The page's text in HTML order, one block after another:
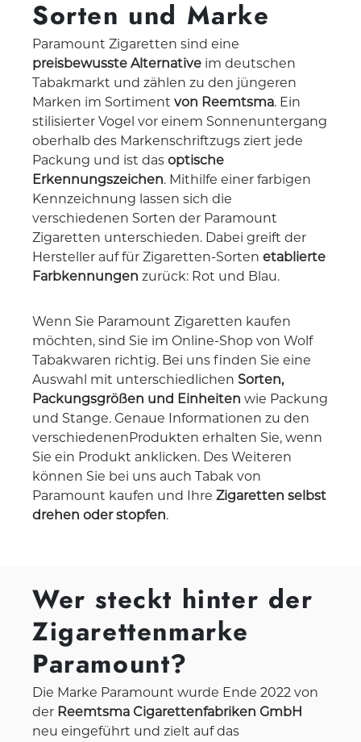
Sorten und Marke
Paramount Zigaretten sind eine
preisbewusste Alternative im deutschen
Tabakmarkt und zählen zu den jüngeren
Marken im Sortiment von Reemtsma. Ein
stilisierter Vogel vor einem Sonnenuntergang
oberhalb des Markenschriftzugs ziert jede
Packung und ist das optische
Erkennungszeichen. Mithilfe einer farbigen
Kennzeichnung lassen sich die
verschiedenen Sorten der Paramount
Zigaretten unterschieden. Dabei greift der
Hersteller auf für Zigaretten-Sorten etablierte
Farbkennungen zurück: Rot und Blau.
Wenn Sie Paramount Zigaretten kaufen
möchten, sind Sie im Online-Shop von Wolf
Tabakwaren richtig. Bei uns finden Sie eine
Auswahl mit unterschiedlichen Sorten,
Packungsgrößen und Einheiten wie Packung
und Stange. Genaue Informationen zu den
verschiedenenProdukten erhalten Sie, wenn
Sie ein Produkt anklicken. Des Weiteren
können Sie bei uns auch Tabak von
Paramount kaufen und Ihre Zigaretten selbst
drehen oder stopfen.
Wer steckt hinter der
Zigarettenmarke
Paramount?
Die Marke Paramount wurde Ende 2022 von
der Reemtsma Cigarettenfabriken GmbH
neu eingeführt und zielt auf das